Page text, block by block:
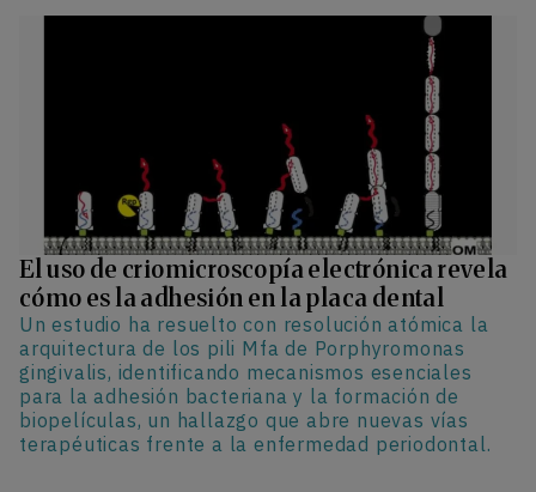
El uso de criomicroscopía electrónica revela
cómo es la adhesión en la placa dental
Un estudio ha resuelto con resolución atómica la
arquitectura de los pili Mfa de Porphyromonas
gingivalis, identificando mecanismos esenciales
para la adhesión bacteriana y la formación de
biopelículas, un hallazgo que abre nuevas vías
terapéuticas frente a la enfermedad periodontal.